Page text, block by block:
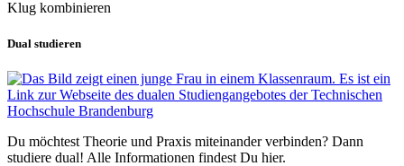
Klug kombinieren
Dual studieren
Du möchtest Theorie und Praxis miteinander verbinden? Dann
studiere dual! Alle Informationen findest Du hier.